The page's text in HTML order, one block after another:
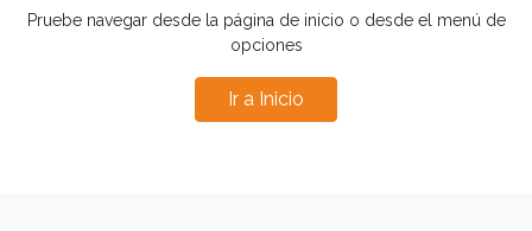
Pruebe navegar desde la página de inicio o desde el menú de
opciones
Ir a Inicio